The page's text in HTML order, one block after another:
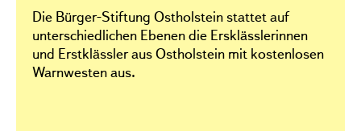
Die Bürger-Stiftung Ostholstein stattet auf
unterschiedlichen Ebenen die Ersklässlerinnen
und Erstklässler aus Ostholstein mit kostenlosen
Warnwesten aus.